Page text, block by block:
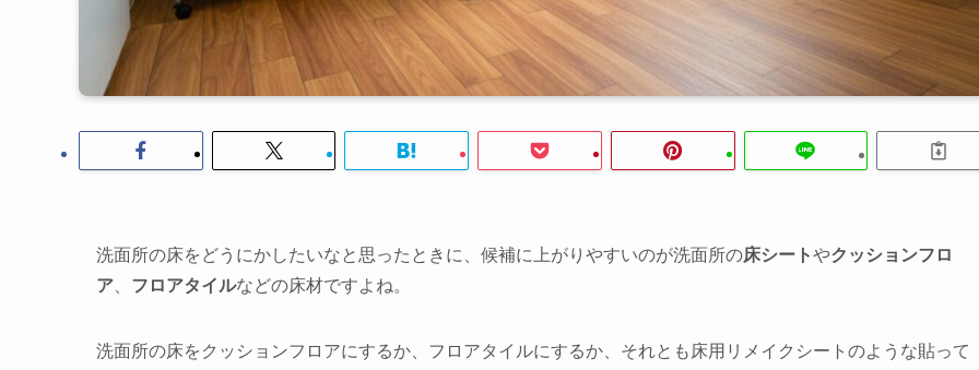
洗面所の床をどうにかしたいなと思ったときに、候補に上がりやすいのが洗面所の床シートやクッションフロ
ア
フロアタイルなどの床材ですよね。
洗面所の床をクッションフロアにするか、フロアタイルにするか、それとも床用リメイクシートのような貼って